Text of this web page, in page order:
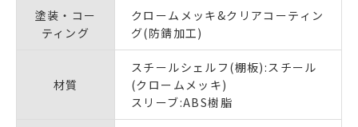
塗装・コー
ティング
クロームメッキ&クリアコーティン
グ(防錆加工)
材質
スチールシェルフ(棚板):スチール
(クロームメッキ)
スリーブ:ABS樹脂